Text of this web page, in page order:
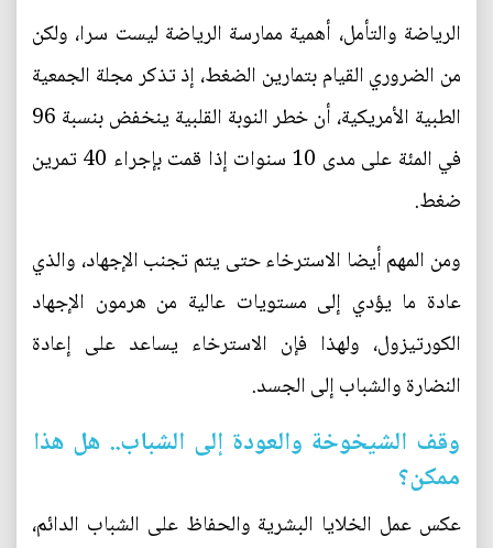
الرياضة والتأمل، أهمية ممارسة الرياضة ليست سرا، ولكن
من الضروري القيام بتمارين الضغط، إذ تذكر مجلة الجمعية
الطبية الأمريكية، أن خطر النوبة القلبية ينخفض بنسبة 96
في المئة على مدى 10 سنوات إذا قمت بإجراء 40 تمرين
ضغط.
ومن المهم أيضا الاسترخاء حتى يتم تجنب الإجهاد، والذي
عادة ما يؤدي إلى مستويات عالية من هرمون الإجهاد
الكورتيزول، ولهذا فإن الاسترخاء يساعد على إعادة
النضارة والشباب إلى الجسد.
وقف الشيخوخة والعودة إلى الشباب.. هل هذا
ممكن؟
عكس عمل الخلايا البشرية والحفاظ على الشباب الدائم،